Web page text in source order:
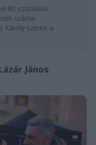
80 százaléka
száma
Károly szerint a
János